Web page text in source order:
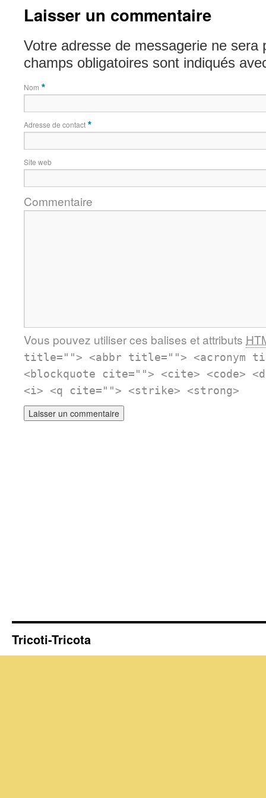
Laisser un commentaire
Votre adresse de messagerie ne sera
champs obligatoires sont indiqués
Nom *
Adresse de contact *
Site web
Commentaire
Vous pouvez utiliser ces balises et attributs
title=""> <abbr title=""> <acronym
<blockquote cite=""> <cite> <code>
<i> <q cite=""> <strike> <strong>
Tricoti-Tricota